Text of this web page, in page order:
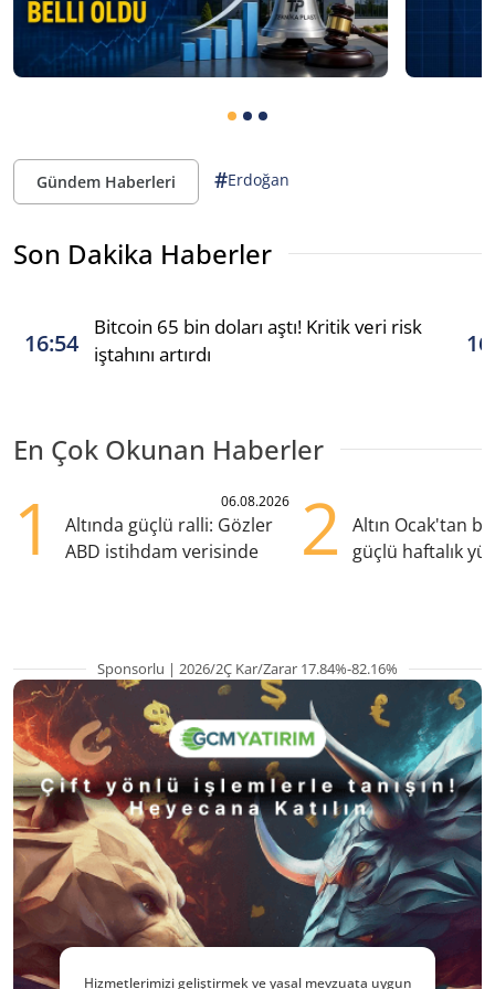
Gündem Haberleri #Erdoğan
Son Dakika Haberler
16:54
Bitcoin 65 bin doları aştı! Kritik veri risk
iştahını artırdı
En Çok Okunan Haberler
1 06.08.2026
Altında güçlü ralli: Gözler
ABD istihdam verisinde
2
Altın Ocak'tan
güçlü haftalık
Sponsorlu | 2026/2Ç Kar/Zarar 17.84%-82.16%
Hizmetlerimizi geliştirmek ve yasal mevzuata uygun